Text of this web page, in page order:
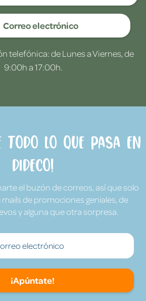
Correo electrónico
telefónica: de Lunes a Viernes, de
9:00h a 17:00h.
todo lo que pasa en
Dideco!
el buzón de correos, así que solo
de promociones geniales, de
y alguna que otra sorpresa.
¡Apúntate!